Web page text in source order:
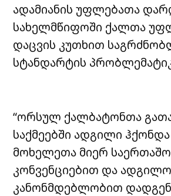
ადამიანის უფლებათა
სახელმწიფოში ქალთა
დაცვის კუთხით
სტანდარტის
“ორსულ ქალბატონთა
საქმეებში ადგილი
მოხელეთა მიერ
კონვენციებით და
კანონმდებლობით